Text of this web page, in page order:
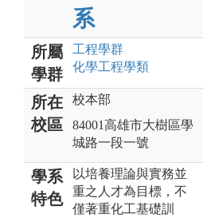
系
所屬
學群
工程學群
化學工程學類
所在
校區
校本部
84001高雄市大樹區學
城路一段一號
學系
特色
以培養理論與實務並
重之人才為目標，不
僅著重化工基礎訓